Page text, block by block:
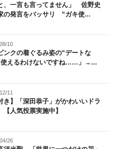
、一言も言ってません」 佐野史
の発言をバッサリ “ガキ使...
10
ンクの着ぐるみ姿の“デートな
使えるわけないですね……」→...
11
き】「深田恭子」がかわいいドラ
人気投票実施中】
26